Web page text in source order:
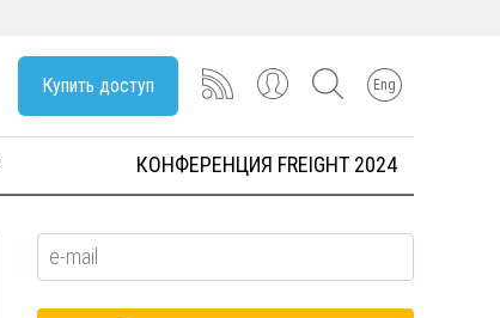
Купить доступ Eng
КОНФЕРЕНЦИЯ FREIGHT 2024